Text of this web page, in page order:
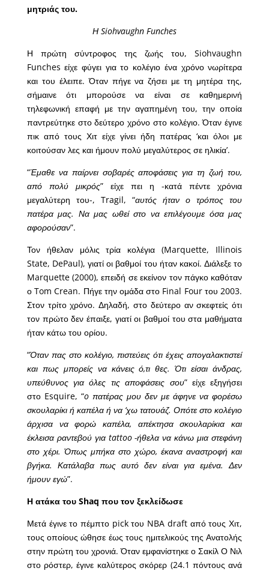
μητριάς του.
Η Siohvaughn Funches
Η πρώτη σύντροφος της ζωής του, Siohvaughn
Funches είχε φύγει για το κολέγιο ένα χρόνο νωρίτερα
και του έλειπε. Όταν πήγε να ζήσει με τη μητέρα της,
σήμαινε ότι μπορούσε να είναι σε καθημερινή
τηλεφωνική επαφή με την αγαπημένη του, την οποία
παντρεύτηκε στο δεύτερο χρόνο στο κολέγιο. Όταν έγινε
πικ από τους Χιτ είχε γίνει ήδη πατέρας ‘και όλοι με
κοιτούσαν λες και ήμουν πολύ μεγαλύτερος σε ηλικία’.
“Έμαθε να παίρνει σοβαρές αποφάσεις για τη ζωή του,
από πολύ μικρός” είχε πει η -κατά πέντε χρόνια
μεγαλύτερη του-, Tragil, “αυτός ήταν ο τρόπος του
πατέρα μας. Να μας ωθεί στο να επιλέγουμε όσα μας
αφορούσαν”.
Τον ήθελαν μόλις τρία κολέγια (Marquette, Illinois
State, DePaul), γιατί οι βαθμοί του ήταν κακοί. Διάλεξε το
Marquette (2000), επειδή σε εκείνον τον πάγκο καθόταν
ο Tom Crean. Πήγε την ομάδα στο Final Four του 2003.
Στον τρίτο χρόνο. Δηλαδή, στο δεύτερο αν σκεφτείς ότι
τον πρώτο δεν έπαιξε, γιατί οι βαθμοί του στα μαθήματα
ήταν κάτω του ορίου.
“Όταν πας στο κολέγιο, πιστεύεις ότι έχεις απογαλακτιστεί
και πως μπορείς να κάνεις ό,τι θες. Ότι είσαι άνδρας,
υπεύθυνος για όλες τις αποφάσεις σου” είχε εξηγήσει
στο Esquire, “o πατέρας μου δεν με άφηνε να φορέσω
σκουλαρίκι ή καπέλα ή να ‘χω τατουάζ. Οπότε στο κολέγιο
άρχισα να φορώ καπέλα, απέκτησα σκουλαρίκια και
έκλεισα ραντεβού για tattoo -ήθελα να κάνω μια στεφάνη
στο χέρι. Όπως μπήκα στο χώρο, έκανα αναστροφή και
βγήκα. Κατάλαβα πως αυτό δεν είναι για εμένα. Δεν
ήμουν εγώ”.
Η ατάκα του Shaq που τον ξεκλείδωσε
Μετά έγινε το πέμπτο pick του NBA draft από τους Χιτ,
τους οποίους ώθησε έως τους ημιτελικούς της Ανατολής
στην πρώτη του χρονιά. Όταν εμφανίστηκε ο Σακίλ Ο Νιλ
στο ρόστερ, έγινε καλύτερος σκόρερ (24.1 πόντους ανά